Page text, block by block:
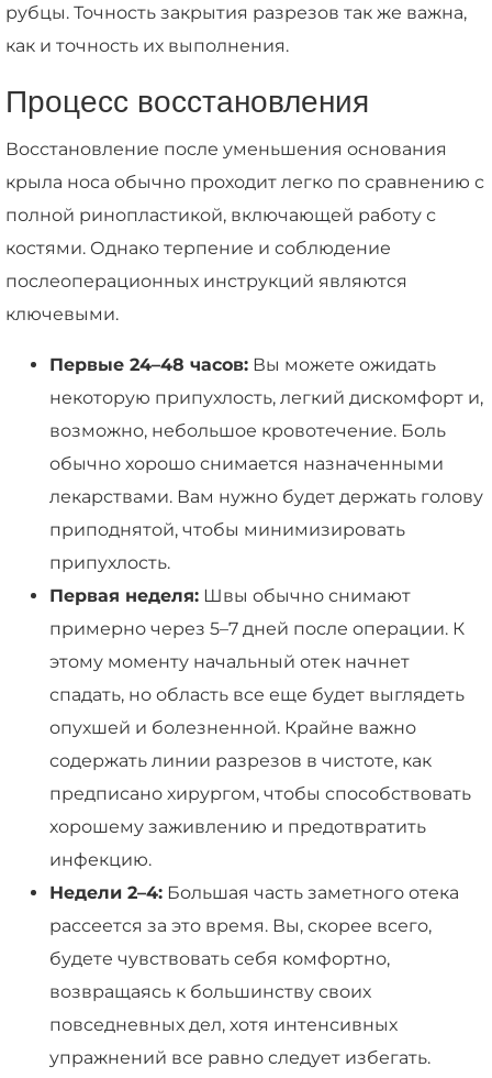
рубцы. Точность закрытия разрезов так же важна,
как и точность их выполнения.
Процесс восстановления
Восстановление после уменьшения основания
крыла носа обычно проходит легко по сравнению с
полной ринопластикой, включающей работу с
костями. Однако терпение и соблюдение
послеоперационных инструкций являются
ключевыми.
Первые 24–48 часов: Вы можете ожидать
некоторую припухлость, легкий дискомфорт и,
возможно, небольшое кровотечение. Боль
обычно хорошо снимается назначенными
лекарствами. Вам нужно будет держать голову
приподнятой, чтобы минимизировать
припухлость.
Первая неделя: Швы обычно снимают
примерно через 5–7 дней после операции. К
этому моменту начальный отек начнет
спадать, но область все еще будет выглядеть
опухшей и болезненной. Крайне важно
содержать линии разрезов в чистоте, как
предписано хирургом, чтобы способствовать
хорошему заживлению и предотвратить
инфекцию.
Недели 2–4: Большая часть заметного отека
рассеется за это время. Вы, скорее всего,
будете чувствовать себя комфортно,
возвращаясь к большинству своих
повседневных дел, хотя интенсивных
упражнений все равно следует избегать.